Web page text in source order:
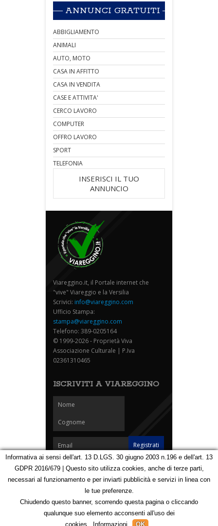
ANNUNCI GRATUITI
ABBIGLIAMENTO
ANIMALI
AUTO, MOTO
CASA IN AFFITTO
CASA IN VENDITA
CASE E ATTIVITA'
CERCO LAVORO
COMPUTER
OFFRO LAVORO
SPORT
TELEFONIA
INSERISCI IL TUO
ANNUNCIO
Viareggino.it, il Portale internet che
"vive" Viareggio e la Versilia
Scrivici: info@viareggino.com
Ufficio Stampa:
stampa@viareggino.com
Telefono: 389-0205164
© 1999-2026 - Proprietà Viva
Associazione Culturale | P.Iva
02361310465
ISCRIVITI A VIAREGGINO
Homepage Notizie Speciali Eventi Foto Carnevale
Partners
Contatti
Mappa
123125186
Informativa ai sensi dell'art. 13 D.LGS. 30 giugno 2003 n.196 e dell'art. 13
GDPR 2016/679 | Questo sito utilizza cookies, anche di terze parti,
necessari al funzionamento e per inviarti pubblicità e servizi in linea con
le tue preferenze.
Chiudendo questo banner, scorrendo questa pagina o cliccando
qualunque suo elemento acconsenti all'uso dei
cookies.
Informazioni OK